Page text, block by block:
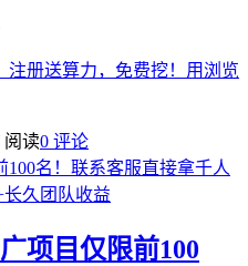
注册送算力，免费挖！用浏览
阅读0 评论
项目仅限前100